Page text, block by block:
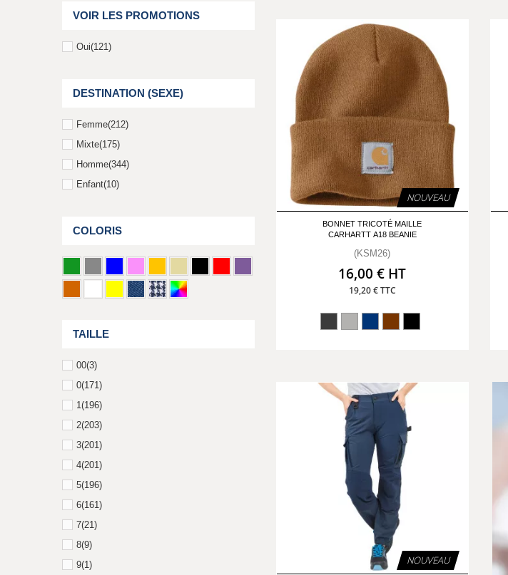
VOIR LES PROMOTIONS
Oui(121)
DESTINATION (SEXE)
Femme(212)
Mixte(175)
Homme(344)
Enfant(10)
COLORIS
TAILLE
00(3)
0(171)
1(196)
2(203)
3(201)
4(201)
5(196)
6(161)
7(21)
8(9)
9(1)
NOUVEAU
BONNET TRICOTÉ MAILLE
CARHARTT A18 BEANIE
(KSM26)
16,00 € HT
19,20 € TTC
NOUVEAU